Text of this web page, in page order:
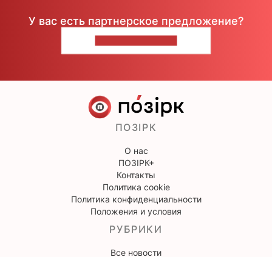
У вас есть партнерское предложение?
ПОЗІРК
О нас
ПОЗІРК+
Контакты
Политика cookie
Политика конфиденциальности
Положения и условия
РУБРИКИ
Все новости